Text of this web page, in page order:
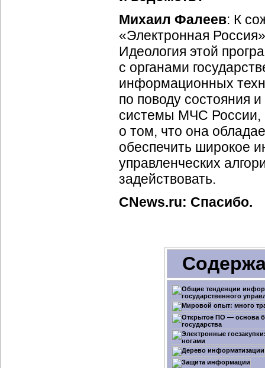
Михаил Фалеев: К
«Электронная
Идеология этой
с органами
информационных
по поводу состояния
системы МЧС России,
о том, что она
обеспечить широкое
управленческих
задействовать.
CNews.ru: Спасибо.